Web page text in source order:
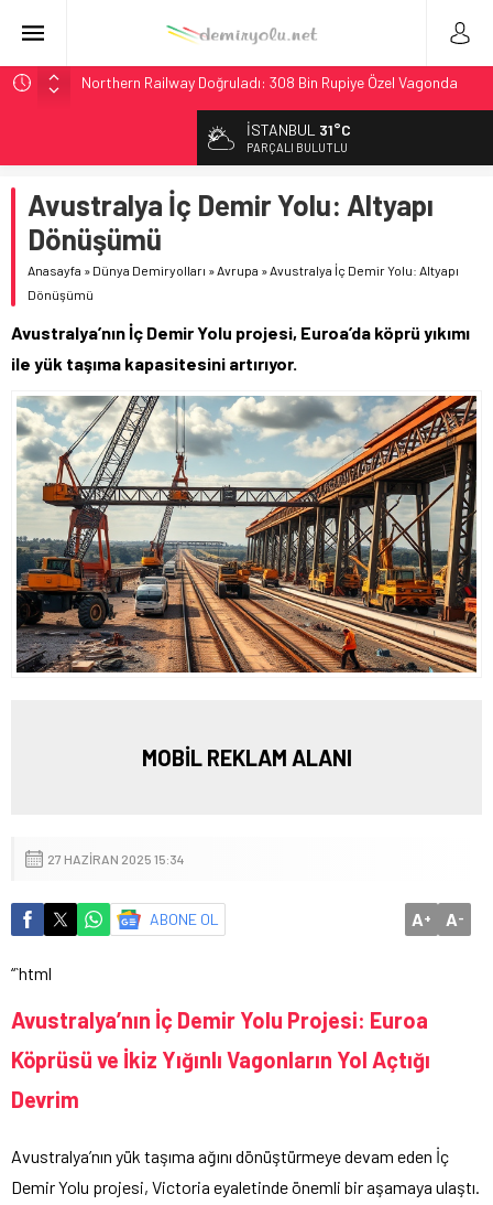
Northern Railway Doğruladı: 308 Bin Rupiye Özel Vagonda
Chicago’da Metra Polisi BVLOS Drone’larla Müdahale
NJ Transit’ten Tarihi Bütçe: 46 Yılın Rekoru Onaylandı
Rocky Mountain, Güneş Enerjili Tesisten İlk Rayı Sevk Etti
Brescia 426 Milyon Euro’luk Tramvay İnşaatına Başladı
İSTANBUL 31°C
PARÇALI BULUTLU
Avustralya İç Demir Yolu: Altyapı
Dönüşümü
Anasayfa » Dünya Demiryolları »Avrupa »Avustralya İç Demir Yolu: Altyapı
Dönüşümü
Avustralya’nın İç Demir Yolu projesi, Euroa’da köprü yıkımı
ile yük taşıma kapasitesini artırıyor.
MOBİL REKLAM ALANI
27 HAZIRAN 2025 15:34
ABONE OL A+ A-
“`html
Avustralya’nın İç Demir Yolu Projesi: Euroa
Köprüsü ve İkiz Yığınlı Vagonların Yol Açtığı
Devrim
Avustralya’nın yük taşıma ağını dönüştürmeye devam eden İç
Demir Yolu projesi, Victoria eyaletinde önemli bir aşamaya ulaştı.